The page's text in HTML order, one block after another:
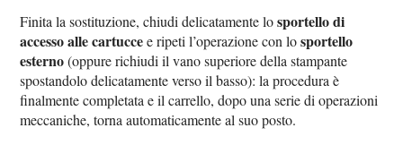
Finita la sostituzione, chiudi delicatamente losportello di
accesso alle cartuccee ripeti l’operazione con losportello
esterno(oppure richiudi il vano superiore della stampante
spostandolo delicatamente verso il basso): la procedura è
finalmente completata e il carrello, dopo una serie di operazioni
meccaniche, torna automaticamente al suo posto.